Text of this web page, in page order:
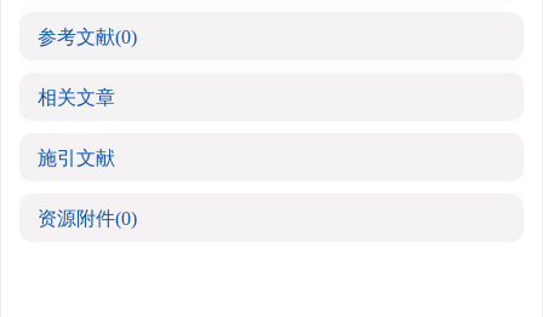
参考文献(0)
相关文章
施引文献
资源附件(0)